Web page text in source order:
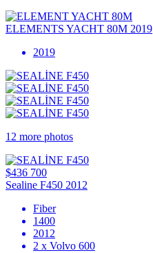
ELEMENTS YACHT 80M 2019
2019
12 more photos
$436 700
Sealine F450 2012
Fiber
1400
2012
2 x Volvo 600